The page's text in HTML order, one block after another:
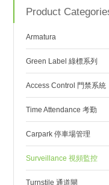
Product
Armatura
Green Label 綠標系列
Access Control 門禁系統
Time Attendance 考勤
Carpark 停車場管理
Surveillance 視頻監控
Turnstile 通道閘